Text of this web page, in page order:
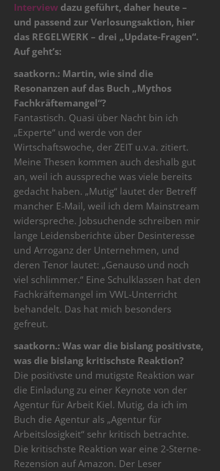
Interview dazu geführt, daher heute –
und passend zur Verlosungsaktion, hier
das REGELWERK – drei „Update-Fragen“.
Auf geht’s:
saatkorn.: Martin, wie sind die
Resonanzen auf das Buch „Mythos
Fachkräftemangel“?
Fantastisch. Quasi über Nacht bin ich
„Experte“ und werde von der
Wirtschaftswoche, der ZEIT u.v.a. zitiert.
Meine Thesen kommen auch deshalb gut
an, weil ich ausspreche was viele bereits
gedacht haben. „Mutig“ lautet der Betreff
mancher E-Mail, weil ich dem Mainstream
widerspreche. Jobsuchende schreiben mir
lange Leidensberichte über Desinteresse
und Arroganz der Unternehmen, und
deren Tenor lautet: „Genauso und noch
viel schlimmer.“ Eine Schulklassen hat den
Fachkräftemangel im VWL-Unterricht
behandelt. Das hat mich besonders
gefreut.
saatkorn.: Was war die bislang positivste,
was die bislang kritischste Reaktion?
Die positivste und mutigste Reaktion war
die Einladung zu einer Keynote von der
Agentur für Arbeit Kiel. Mutig, da ich im
Buch die Agentur als „Agentur für
Arbeitslosigkeit“ sehr kritisch betrachte.
Die kritischste Reaktion war eine 2-Sterne-
Rezension auf Amazon. Der Leser